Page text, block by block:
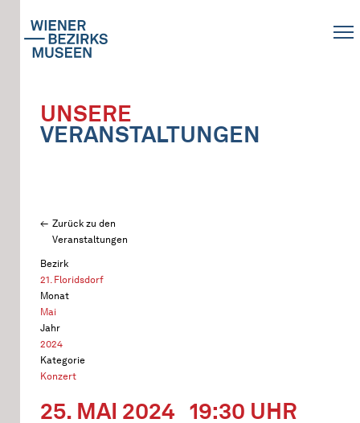
UNSERE
VERANSTALTUNGEN
Zurück zu den
Veranstaltungen
Bezirk
21. Floridsdorf
Monat
Mai
Jahr
2024
Kategorie
Konzert
25. MAI 2024 19:30 UHR